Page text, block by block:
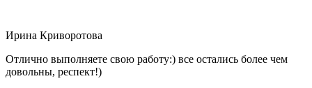
Ирина Криворотова
Отлично выполняете свою работу:) все остались более чем
довольны, респект!)